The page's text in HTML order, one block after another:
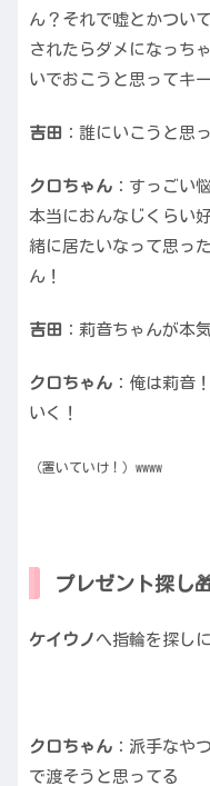
ん？それで嘘とかつい
されたらダメになっち
いでおこうと思ってキ
吉田 ：誰にいこうと思
クロちゃん ：すっごい
本当におんなじくらい
緒に居たいなって思っ
ん！
吉田 ：莉音ちゃんが本
クロちゃん ：俺は莉音
いく！
（置いていけ！）wwww
プレゼント探し
ケイウノ へ指輪を探し
クロちゃん ：派手なや
で渡そうと思ってる